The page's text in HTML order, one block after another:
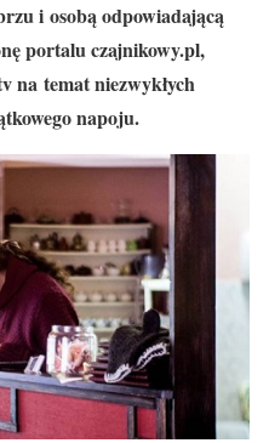
i osobą odpowiadającą
portalu czajnikowy.pl,
na temat niezwykłych
napoju.